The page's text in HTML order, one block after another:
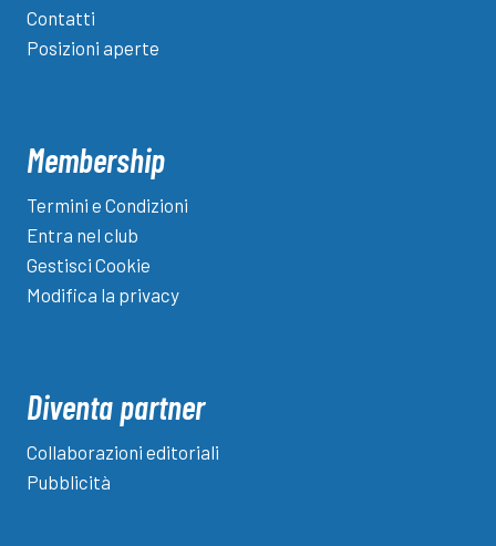
Contatti
Posizioni aperte
Membership
Termini e Condizioni
Entra nel club
Gestisci Cookie
Modifica la privacy
Diventa partner
Collaborazioni editoriali
Pubblicità